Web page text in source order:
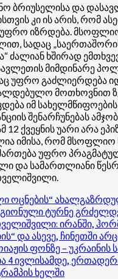
ბრიუსელისა და
კი ის არის, რომ
იზრდება.
სადაც
ძალიან ხშირად
მიმდინარე
უფრო გაძლიერდება
მოთხოვნით
იმ სახელმწიფოების
შენარჩუნებას
12 ქვეყნის უარი არა
იმისა, რომ მსოფლიო
უფრო
სამართლიანი
ოცნების“
ტურნე
ირანში,
და ასევე, ჩინეთში
ფონზე – უკრაინის
4 ივლისამდე,
ხელში